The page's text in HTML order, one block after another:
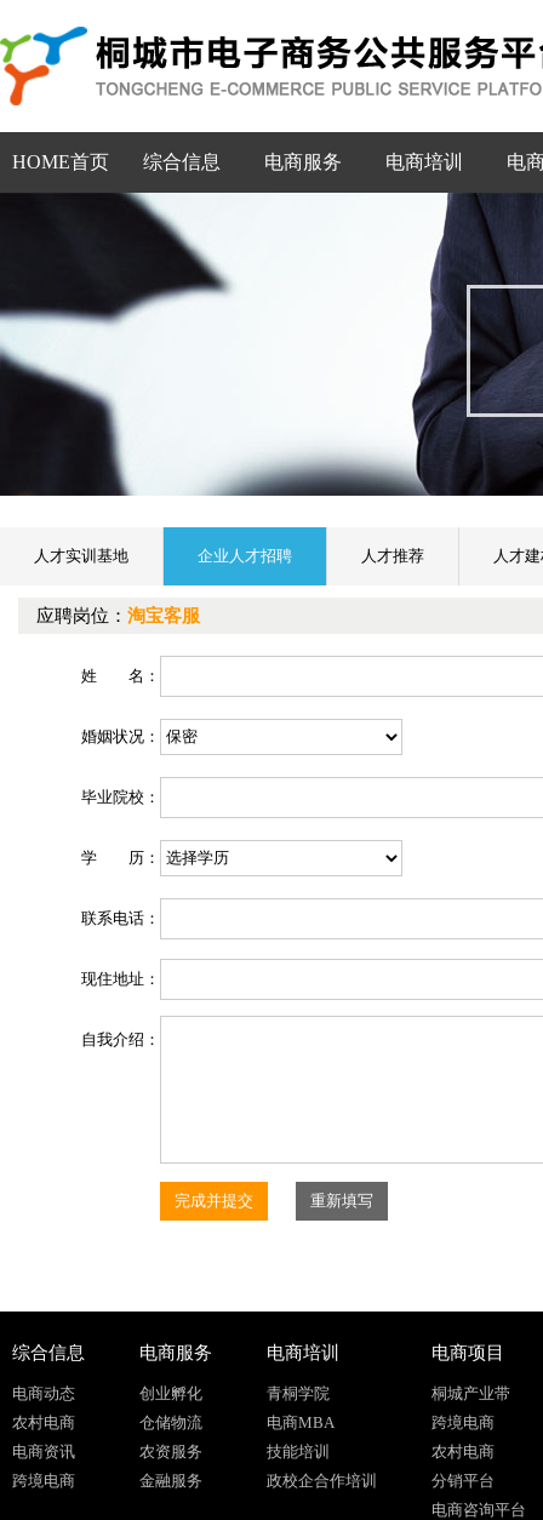
HOME首页 综合信息 电商服务 电商培训 电
人才实训基地 企业人才招聘 人才推荐 人才
应聘岗位： 淘宝客服
姓 名：
婚姻状况：
毕业院校：
学 历：
联系电话：
现住地址：
自我介绍：
综合信息
电商动态
农村电商
电商资讯
跨境电商
电商服务
创业孵化
仓储物流
农资服务
金融服务
电商培训
青桐学院
电商MBA
技能培训
政校企合作培训
电商项目
桐城产业带
跨境电商
农村电商
分销平台
电商咨询平台